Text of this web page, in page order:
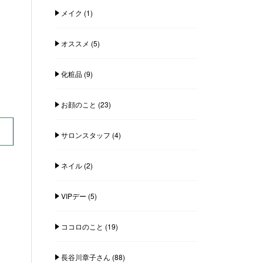
メイク (1)
オススメ (5)
化粧品(9)
お顔のこと (23)
サロンスタッフ (4)
ネイル(2)
VIPデー (5)
ココロのこと (19)
長谷川章子さん (88)